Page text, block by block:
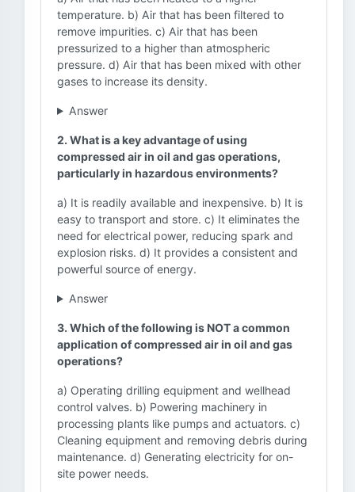
temperature. b) Air that has been filtered to
remove impurities. c) Air that has been
pressurized to a higher than atmospheric
pressure. d) Air that has been mixed with other
gases to increase its density.
Answer
2. What is a key advantage of using
compressed air in oil and gas operations,
particularly in hazardous environments?
a) It is readily available and inexpensive. b) It is
easy to transport and store. c) It eliminates the
need for electrical power, reducing spark and
explosion risks. d) It provides a consistent and
powerful source of energy.
Answer
3. Which of the following is NOT a common
application of compressed air in oil and gas
operations?
a) Operating drilling equipment and wellhead
control valves. b) Powering machinery in
processing plants like pumps and actuators. c)
Cleaning equipment and removing debris during
maintenance. d) Generating electricity for on-
site power needs.